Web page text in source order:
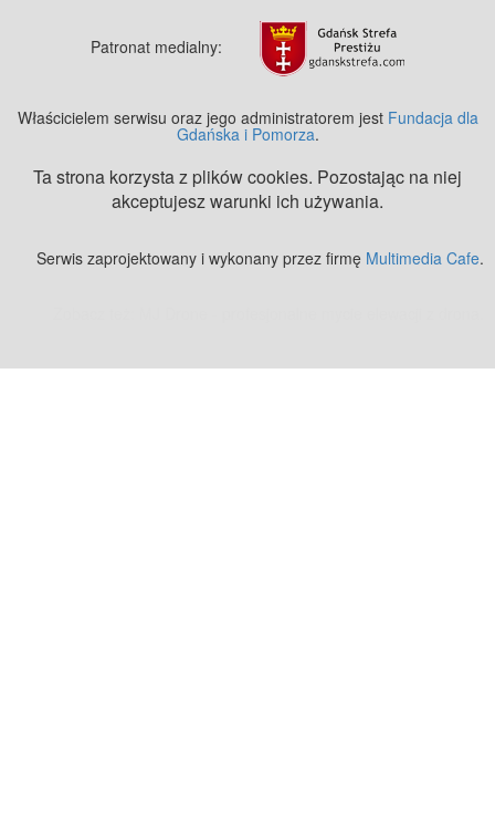
Patronat medialny:
Właścicielem serwisu oraz jego administratorem jest Fundacja dla
Gdańska i Pomorza.
Ta strona korzysta z plików cookies. Pozostając na niej
akceptujesz warunki ich używania.
Serwis zaprojektowany i wykonany przez firmę Multimedia Cafe.